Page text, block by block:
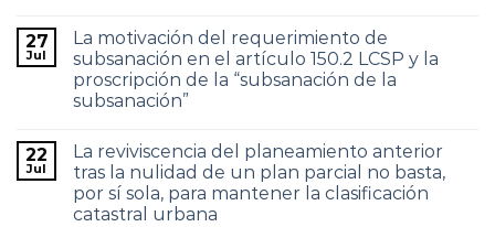
27
Jul
La motivación del requerimiento de
subsanación en el artículo 150.2 LCSP y la
proscripción de la “subsanación de la
subsanación”
22
Jul
La reviviscencia del planeamiento anterior
tras la nulidad de un plan parcial no basta,
por sí sola, para mantener la clasificación
catastral urbana